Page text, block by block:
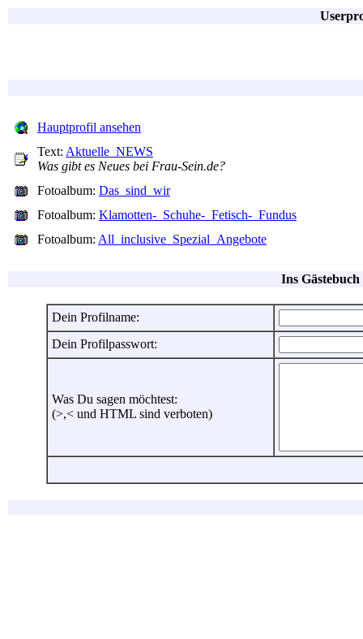
Hauptprofil ansehen
Text: Aktuelle_NEWS
Was gibt es Neues bei Frau-Sein.de?
Fotoalbum: Das_sind_wir
Fotoalbum: Klamotten-_Schuhe-_Fetisch-_Fundus
Fotoalbum: All_inclusive_Spezial_Angebote
Ins
Dein Profilname:
Dein Profilpasswort:
Was Du sagen möchtest:
(>,< und HTML sind verboten)